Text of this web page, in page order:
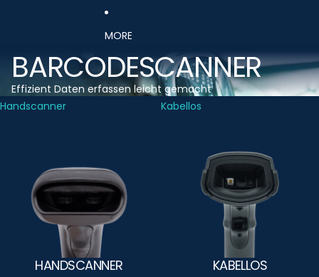
MORE
BARCODESCANNER
Effizient Daten erfassen leicht gemacht
Handscanner
HANDSCANNER
Kabellos
KABELLOS